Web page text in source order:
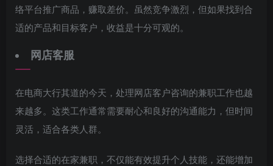
络平台推广商品，赚取差价。虽然竞争激烈，但如果找到合
适的产品和目标客户，收益是十分可观的。
网店客服
在电商大行其道的今天，处理网店客户咨询的兼职工作也越
来越多。这类工作通常需要耐心和良好的沟通能力，但时间
灵活，适合各类人群。
选择合适的在家兼职，不仅能有效提升个人技能，还能增加